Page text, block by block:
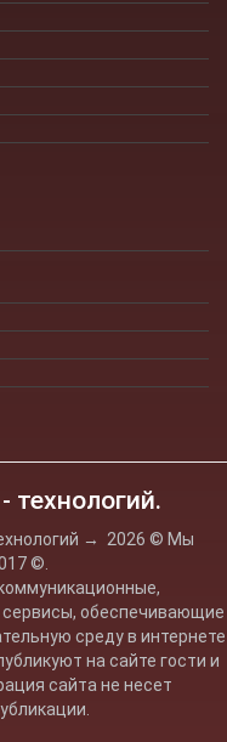
→ 2026 © Мы
©.
обеспечивающие
среду в интернете
на сайте гости и
сайта не несет